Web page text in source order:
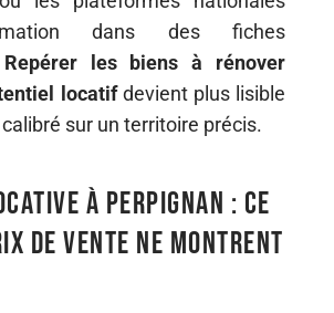
dans des fiches
Repérer les biens à rénover
locatifdevient plus lisible
sur un territoire précis.
à Perpignan : ce
de vente ne montrent